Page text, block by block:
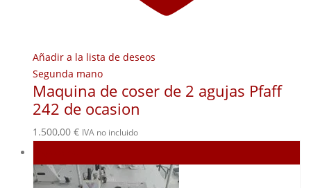
Añadir a la lista de deseos
Segunda mano
Maquina de coser de 2 agujas Pfaff
242 de ocasion
1.500,00 € IVA no incluido